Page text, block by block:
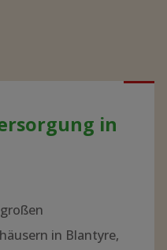
in
in Blantyre,